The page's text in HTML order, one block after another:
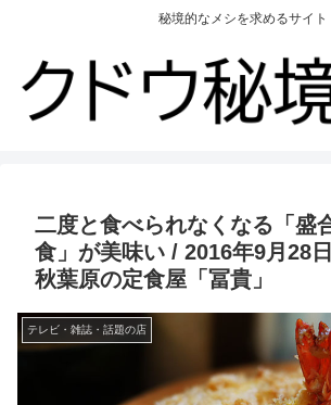
秘境的なメシを求めるサイト
二度と食べられなくなる「盛
食」が美味い / 2016年9月28
秋葉原の定食屋「冨貴」
テレビ・雑誌・話題の店